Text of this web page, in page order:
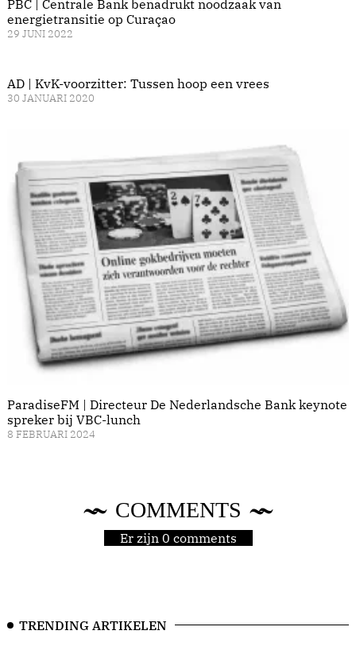
PBC | Centrale Bank benadrukt noodzaak van
energietransitie op Curaçao
29 JUNI 2022
AD | KvK-voorzitter: Tussen hoop een vrees
30 JANUARI 2020
ParadiseFM | Directeur De Nederlandsche Bank keynote
spreker bij VBC-lunch
8 FEBRUARI 2024
COMMENTS
Er zijn 0 comments
TRENDING ARTIKELEN